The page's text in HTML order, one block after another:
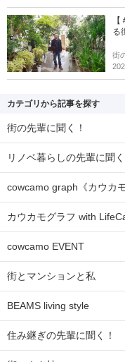
る
街
カテゴリから記事を探す
街の先輩に聞く！
リノベ暮らしの先輩に聞く
cowcamo graph《カウカ
カウカモグラフ with
cowcamo EVENT
街とマンションと私
BEAMS living style
住み継ぎの先輩に聞く！